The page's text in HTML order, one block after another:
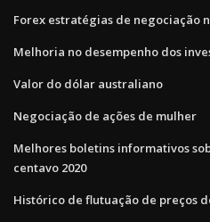
Forex estratégias de negociação
Melhoria no desempenho dos
Valor do dólar australiano
Negociação de ações de mulher
Melhores boletins informativos
centavo 2020
Histórico de flutuação de preços